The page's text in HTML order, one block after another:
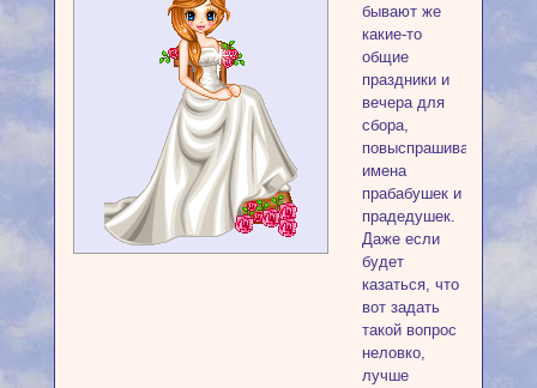
бывают же
какие-то
общие
праздники и
вечера для
сбора,
повыспрашивать
имена
прабабушек и
прадедушек.
Даже если
будет
казаться, что
вот задать
такой вопрос
неловко,
лучше